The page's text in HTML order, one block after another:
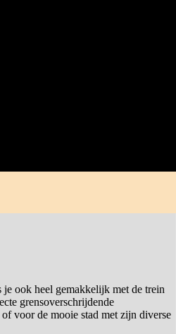
ook heel gemakkelijk met de trein
grensoverschrijdende
voor de mooie stad met zijn diverse